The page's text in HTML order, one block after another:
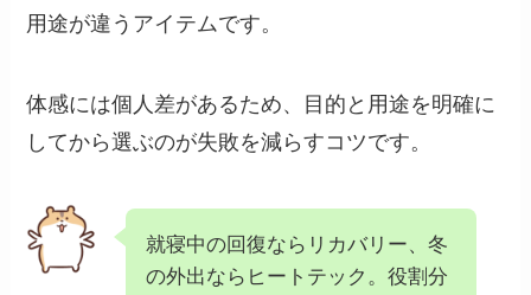
用途が違うアイテムです。
体感には個人差があるため、目的と用途を明確に
してから選ぶのが失敗を減らすコツです。
就寝中の回復ならリカバリー、冬
の外出ならヒートテック。役割分